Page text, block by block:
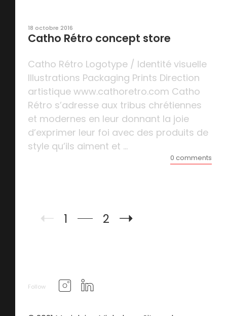
18 octobre 2016
Catho Rétro concept store
Catho Rétro Logotype / Identité visuelle
Illustrations Packaging Prints Direction
artistique www.cathoretro.com Catho
Rétro s’adresse aux tribus chrétiennes
et modernes en leur donnant la joie
d’exprimer leur foi avec des produits de
style qu’ils aiment et ...
0 comments
1 2
Follow